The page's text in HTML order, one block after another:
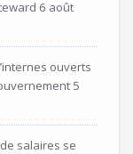
6 août
ouverts
5
salaires se